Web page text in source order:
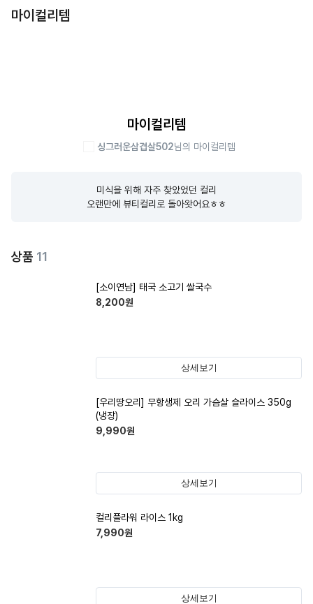
마이컬리템
마이컬리템
싱그러운삼겹살502님의 마이컬리템
미식을 위해 자주 찾았었던 컬리
오랜만에 뷰티컬리로 돌아왓어요ㅎㅎ
상품 11
[소이연남] 태국 소고기 쌀국수
8,200원
상세보기
[우리땅오리] 무항생제 오리 가슴살 슬라이스 350g
(냉장)
9,990원
상세보기
컬리플라워 라이스 1kg
7,990원
상세보기